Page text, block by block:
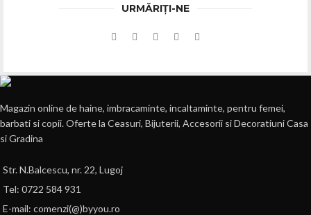
URMĂRIȚI-NE
Magazin online de haine, imbracaminte, incaltaminte, pentru femei,
barbati si copii. Oferte la Ceasuri, Bijuterii, Accesorii si Decoratiuni Casa
si Gradina
Str. N.Balcescu, nr. 22, Lugoj
Tel: 0722 584 931
E-mail: comenzi(@)byyou.ro